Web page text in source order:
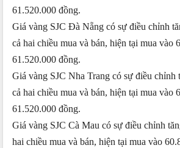
61.520.000 đồng.
Giá vàng SJC Đà Nẵng có sự điều chỉnh
cả hai chiều mua và bán, hiện tại mua vào
61.520.000 đồng.
Giá vàng SJC Nha Trang có sự điều chỉnh
cả hai chiều mua và bán, hiện tại mua vào
61.520.000 đồng.
Giá vàng SJC Cà Mau có sự điều chỉnh
hai chiều mua và bán, hiện tại mua vào